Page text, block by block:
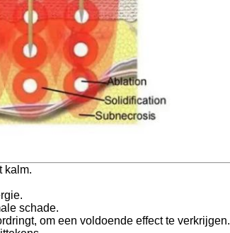
kalm.
schade.
om een voldoende effect te verkrijgen.